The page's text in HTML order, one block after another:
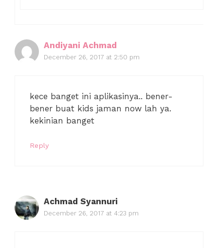
Andiyani Achmad
December 26, 2017 at 2:50 pm
kece banget ini aplikasinya.. bener-
bener buat kids jaman now lah ya.
kekinian banget
Reply
Achmad Syannuri
December 26, 2017 at 4:23 pm